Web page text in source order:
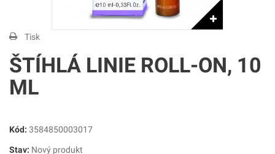
Tisk
ŠTÍHLÁ LINIE ROLL-ON, 10
ML
Kód: 3584850003017
Stav: Nový produkt